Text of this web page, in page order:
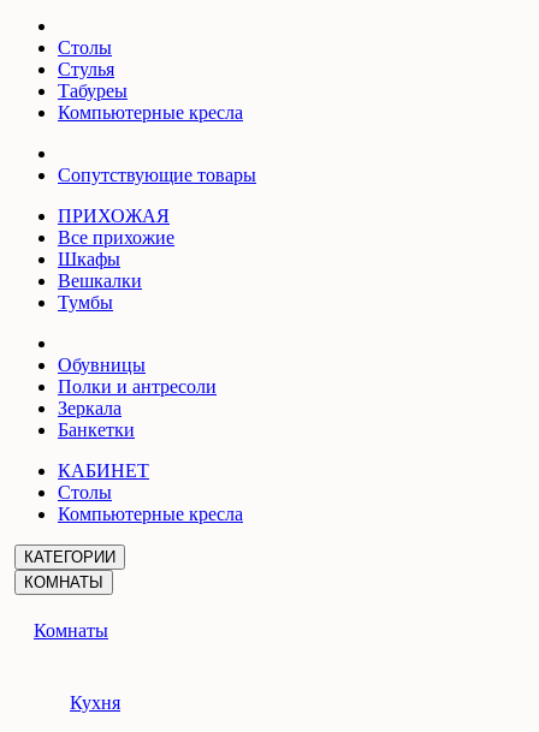
Столы
Стулья
Табуреы
Компьютерные кресла
Сопутствующие товары
ПРИХОЖАЯ
Все прихожие
Шкафы
Вешкалки
Тумбы
Обувницы
Полки и антресоли
Зеркала
Банкетки
КАБИНЕТ
Столы
Компьютерные кресла
КАТЕГОРИИ
КОМНАТЫ
Комнаты
Кухня